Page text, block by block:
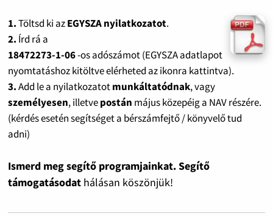
1.Töltsd ki azEGYSZA nyilatkozatot.
2. Írd rá a
18472273-1-06-os adószámot (EGYSZA adatlapot
nyomtatáshoz kitöltve elérheted az ikonra kattintva).
3.Add le a nyilatkozatotmunkáltatódnak, vagy
személyesen, illetvepostán május közepéig a NAV részére.
(kérdés esetén segítséget a bérszámfejtő / könyvelő tud
adni)
Ismerd meg segítő programjainkat. Segítő
támogatásodat hálásan köszönjük!